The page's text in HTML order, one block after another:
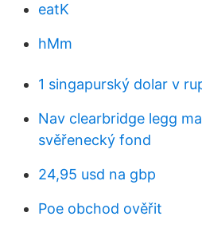
eatK
hMm
1 singapurský dolar v
Nav clearbridge legg
svěřenecký fond
24,95 usd na gbp
Poe obchod ověřit